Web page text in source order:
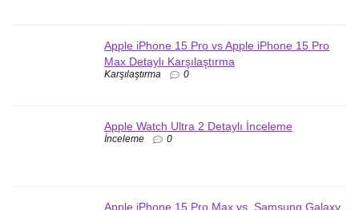
Apple iPhone 15 Pro vs Apple iPhone 15 Pro
Max Detaylı Karşılaştırma
Karşılaştırma 0
Apple Watch Ultra 2 Detaylı İnceleme
İnceleme 0
Apple iPhone 15 Pro Max vs. Samsung Galaxy